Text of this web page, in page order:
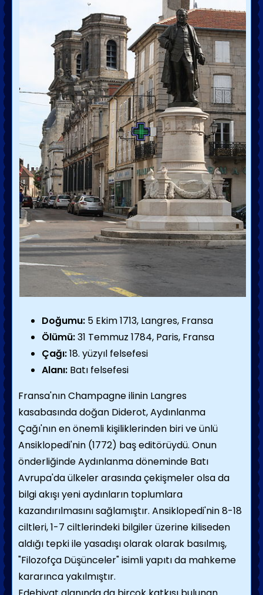
Doğumu: 5 Ekim 1713, Langres, Fransa
Ölümü:31 Temmuz 1784, Paris, Fransa
Çağı:18. yüzyıl felsefesi
Alanı: Batı felsefesi
Fransa'nın Champagne ilinin Langres
kasabasında doğan Diderot, Aydınlanma
Çağı'nın en önemli kişiliklerinden biri ve ünlü
Ansiklopedi'nin (1772) baş editörüydü. Onun
önderliğinde Aydınlanma döneminde Batı
Avrupa'da ülkeler arasında çekişmeler olsa da
bilgi akışı yeni aydınların toplumlara
kazandırılmasını sağlamıştır. Ansiklopedi'nin 8-18
ciltleri, 1-7 ciltlerindeki bilgiler üzerine kiliseden
aldığı tepki ile yasadışı olarak olarak basılmış,
"Filozofça Düşünceler" isimli yapıtı da mahkeme
kararınca yakılmıştır.